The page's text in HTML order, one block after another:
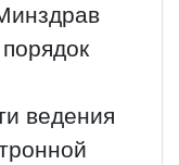
ведения